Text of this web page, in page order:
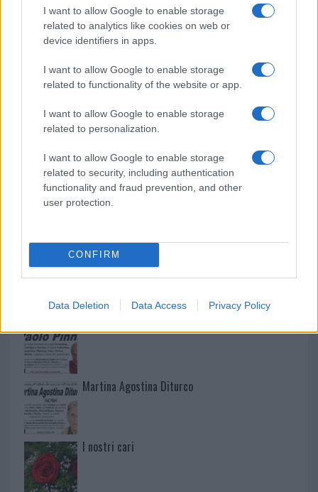
I want to allow Google to enable storage
related to analytics like cookies on web or
device identifiers in apps.
I want to allow Google to enable storage
related to functionality of the website or app.
I want to allow Google to enable storage
related to personalization.
I want to allow Google to enable storage
related to security, including authentication
functionality and fraud prevention, and other
user protection.
CONFIRM
Data Deletion Data Access Privacy Policy
Cumuli di rifiuti a Santa Teresa Gallura, la
segnalazione dei residenti
Mario Malu
Martina Agostina Diturco
I nostri cari